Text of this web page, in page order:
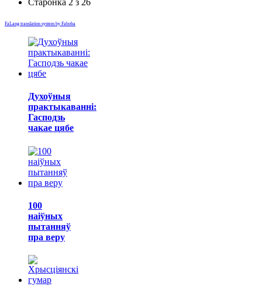
Старонка 2 з 26
FaLang translation system by Faboba
Духоўныя
практыкаванні:
Гасподзь
чакае цябе
100
наіўных
пытанняў
пра веру